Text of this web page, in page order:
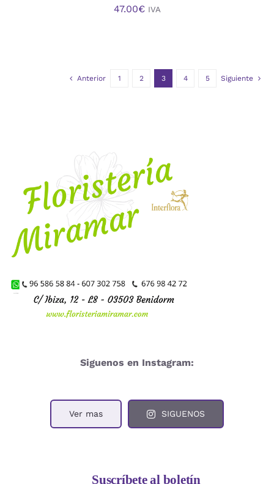
47.00€ IVA
Anterior 1 2 3 4 5 Siguiente
Siguenos en Instagram:
Ver mas SIGUENOS
Suscríbete al boletín